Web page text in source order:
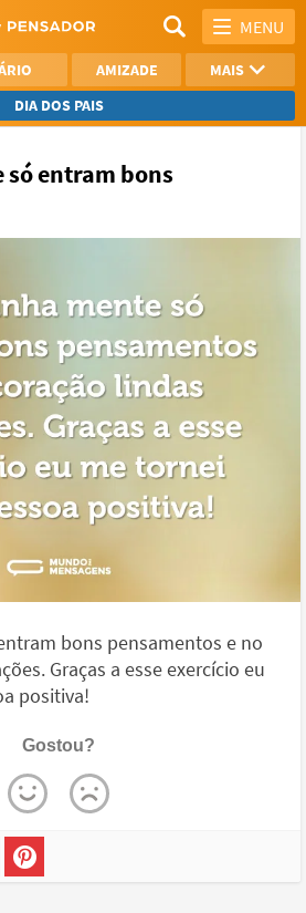
MENU
AMIZADE
MAIS
DIA DOS PAIS
AGRADECIMENTO
só entram bons
bons pensamentos e no
Graças a esse exercício eu
positiva!
Gostou?